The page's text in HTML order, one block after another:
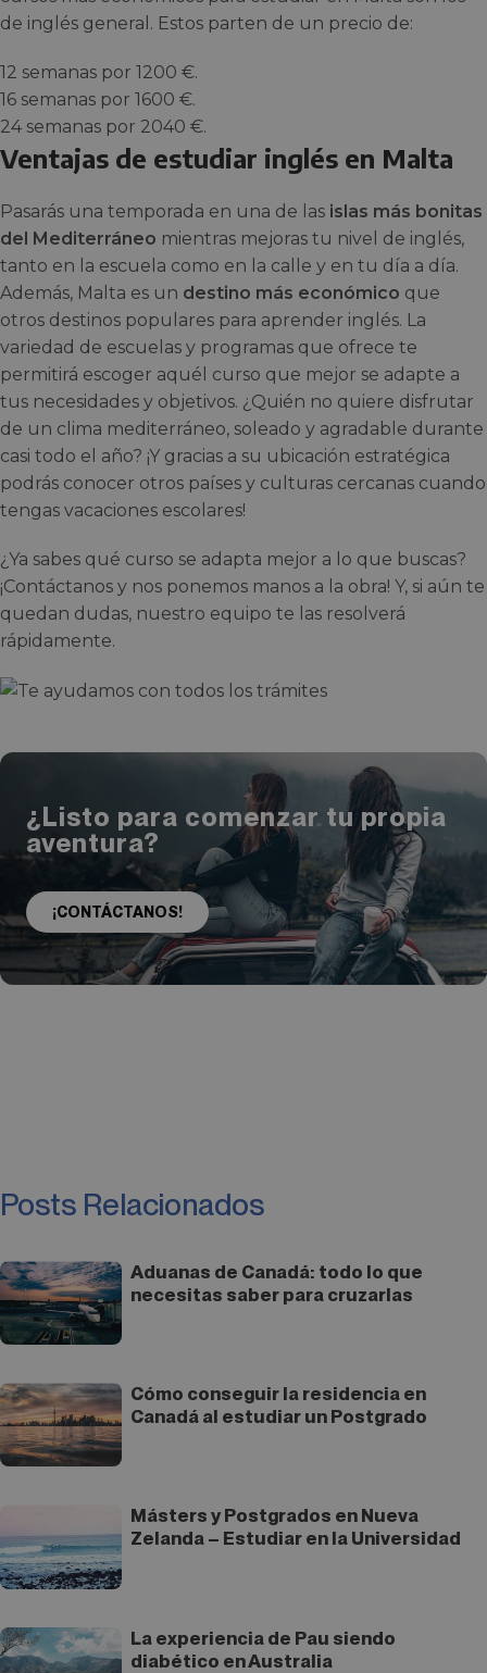
de inglés general. Estos parten de un precio de:
12 semanas por 1200 €.
16 semanas por 1600 €.
24 semanas por 2040 €.
Ventajas de estudiar inglés en Malta
Pasarás una temporada en una de las islas más bonitas
del Mediterráneo mientras mejoras tu nivel de inglés,
tanto en la escuela como en la calle y en tu día a día.
Además, Malta es un destino más económico que
otros destinos populares para aprender inglés. La
variedad de escuelas y programas que ofrece te
permitirá escoger aquél curso que mejor se adapte a
tus necesidades y objetivos. ¿Quién no quiere disfrutar
de un clima mediterráneo, soleado y agradable durante
casi todo el año? ¡Y gracias a su ubicación estratégica
podrás conocer otros países y culturas cercanas cuando
tengas vacaciones escolares!
¿Ya sabes qué curso se adapta mejor a lo que buscas?
¡Contáctanos y nos ponemos manos a la obra! Y, si aún te
quedan dudas, nuestro equipo te las resolverá
rápidamente.
¿Listo para comenzar tu propia
aventura?
¡CONTÁCTANOS!
Posts Relacionados
Aduanas de Canadá: todo lo que
necesitas saber para cruzarlas
Cómo conseguir la residencia en
Canadá al estudiar un Postgrado
Másters y Postgrados en Nueva
Zelanda – Estudiar en la Universidad
La experiencia de Pau siendo
diabético en Australia